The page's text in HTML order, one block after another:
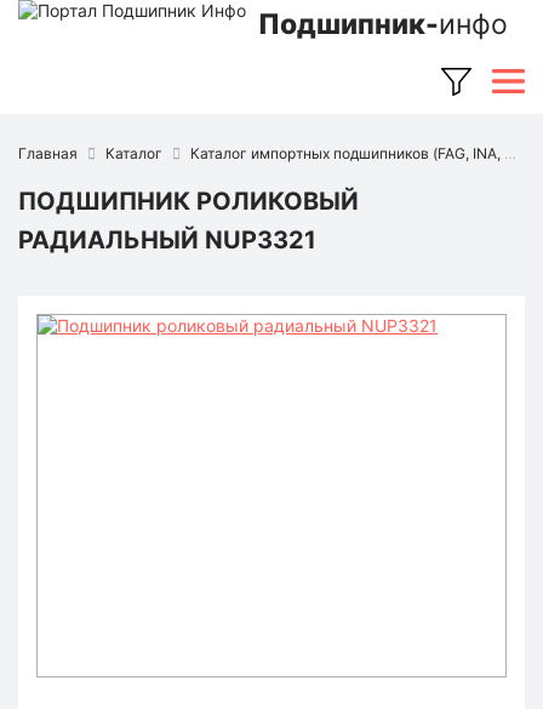
Подшипник-инфо
Главная Каталог Каталог импортных подшипников (FAG, INA, SKF, NSK, Timken и др.)
ПОДШИПНИК РОЛИКОВЫЙ
РАДИАЛЬНЫЙ NUP3321